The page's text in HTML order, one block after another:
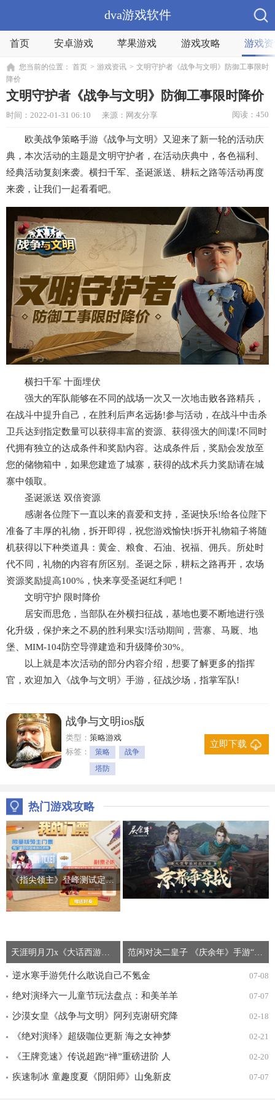
dva游戏软件
首页 安卓游戏 苹果游戏 游戏攻略 游戏
您当前的位置： 首页 > 游戏资讯 > 文明守护者《战争与文明》防御工事限时
降价
文明守护者《战争与文明》防御工事限时降价
时间：2022-01-31 06:10 来源：网友分享 阅读：450
欧美战争策略手游《战争与文明》又迎来了新一轮的活动庆
典，本次活动的主题是文明守护者，在活动庆典中，各色福利、
经典活动复刻来袭。横扫千军、圣诞派送、耕耘之路等活动再度
来袭，让我们一起看看吧。
横扫千军 十面埋伏
强大的军队能够在不同的战场一次又一次地击败各路精兵，
在战斗中提升自己，在胜利后声名远扬!参与活动，在战斗中击杀
卫兵达到指定数量可以获得丰富的资源、获得强大的间谍!不同时
代拥有独立的达成条件和奖励内容。达成条件后，奖励会发放至
您的储物箱中，如果您建造了城寨，获得的战术兵力奖励请在城
寨中领取。
圣诞派送 双倍资源
感谢各位陛下一直以来的喜爱和支持，圣诞快乐!给各位陛下
准备了丰厚的礼物，拆开即得，祝您游戏愉快!拆开礼物箱子将随
机获得以下种类道具：黄金、粮食、石油、祝福、佣兵。所处时
代不同，礼物的内容有所区别。圣诞之际，耕耘之路再开，农场
资源奖励提高100%，快来享受圣诞红利吧！
文明守护 限时降价
居安而思危，当部队在外横扫征战，基地也要不断地进行强
化升级，保护来之不易的胜利果实!活动期间，营寨、马厩、地
堡、MIM-104防空导弹建造和升级降价30%。
以上就是本次活动的部分内容介绍，想要了解更多的指挥
官，欢迎加入《战争与文明》手游，征战沙场，指掌军队!
战争与文明ios版
类型：策略游戏
标签：
策略
战争
塔防
立即下载
热门游戏攻略
《指尖领主》登峰测试定档530！限量资格今日开抢
天涯明月刀x《大话西游》电影联动开启 献礼天赐节登录有礼！ 范闲对决二皇子 《庆余年》手游“京都争夺战”即将开打
逆水寒手游凭什么敢说自己不氪金 07-08
绝对演绎六一儿童节玩法盘点：和美羊羊
一起回忆童年
07-07
沙漠女皇《战争与文明》阿列克谢研究降
价
02-18
《绝对演绎》超级咖位更新 海之女神梦
幻时装免费拿！
02-21
《王牌竞速》传说超跑“禅”重磅进阶 人
车合一 竞速飞升！
02-20
疾速制冰 童趣度夏《阴阳师》山兔新皮 07-07